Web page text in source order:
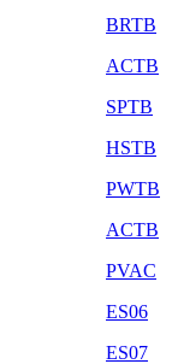
BRTB
ACTB
SPTB
HSTB
PWTB
ACTB
PVAC
ES06
ES07